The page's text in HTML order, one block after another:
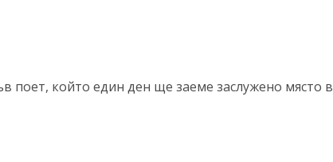
поет, който един ден ще заеме заслужено място в